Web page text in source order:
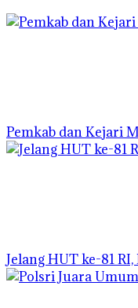
Pemkab dan Kejari
Jelang HUT ke-81